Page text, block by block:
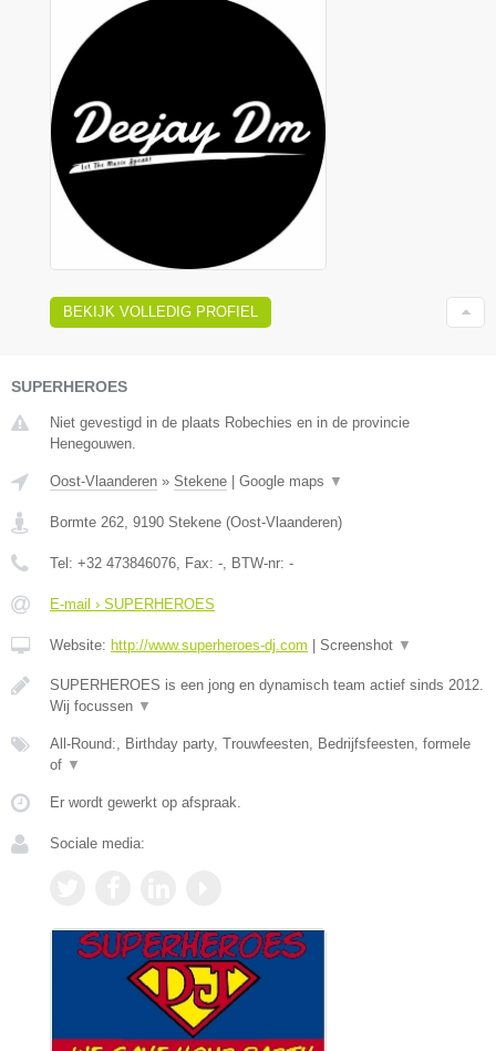
BEKIJK VOLLEDIG PROFIEL
SUPERHEROES
Niet gevestigd in de plaats Robechies en in de provincie
Henegouwen.
Oost-Vlaanderen » Stekene Google maps ▼
Bormte 262, 9190 Stekene (Oost-Vlaanderen)
Tel: +32 473846076, Fax: -, BTW-nr: -
E-mail › SUPERHEROES
Website: http://www.superheroes-dj.com Screenshot ▼
SUPERHEROES is een jong en dynamisch team actief sinds 2012.
Wij focussen ▼
All-Round:, Birthday party, Trouwfeesten, Bedrijfsfeesten, formele
of ▼
Er wordt gewerkt op afspraak.
Sociale media: